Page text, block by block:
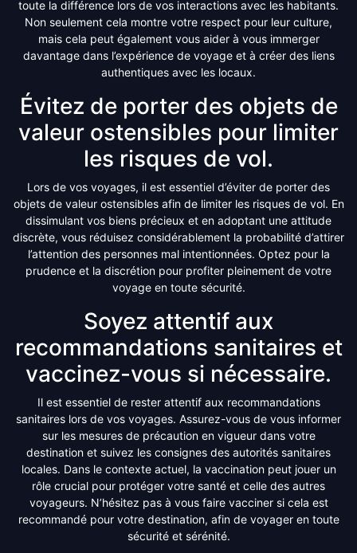
toute la différence lors de vos interactions avec les habitants.
Non seulement cela montre votre respect pour leur culture,
mais cela peut également vous aider à vous immerger
davantage dans l’expérience de voyage et à créer des liens
authentiques avec les locaux.
Évitez de porter des objets de
valeur ostensibles pour limiter
les risques de vol.
Lors de vos voyages, il est essentiel d’éviter de porter des
objets de valeur ostensibles afin de limiter les risques de vol. En
dissimulant vos biens précieux et en adoptant une attitude
discrète, vous réduisez considérablement la probabilité d’attirer
l’attention des personnes mal intentionnées. Optez pour la
prudence et la discrétion pour profiter pleinement de votre
voyage en toute sécurité.
Soyez attentif aux
recommandations sanitaires et
vaccinez-vous si nécessaire.
Il est essentiel de rester attentif aux recommandations
sanitaires lors de vos voyages. Assurez-vous de vous informer
sur les mesures de précaution en vigueur dans votre
destination et suivez les consignes des autorités sanitaires
locales. Dans le contexte actuel, la vaccination peut jouer un
rôle crucial pour protéger votre santé et celle des autres
voyageurs. N’hésitez pas à vous faire vacciner si cela est
recommandé pour votre destination, afin de voyager en toute
sécurité et sérénité.